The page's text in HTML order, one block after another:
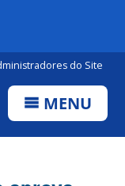
do Site
MENU